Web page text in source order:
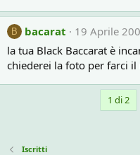
B bacarat
19 Aprile
la tua Black Baccarat è
chiederei la foto per farci il
1 di 2
Iscritti